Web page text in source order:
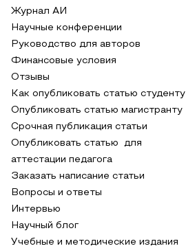
Журнал АИ
Научные конференции
Руководство для авторов
Финансовые условия
Отзывы
Как опубликовать статью студенту
Опубликовать статью магистранту
Срочная публикация статьи
Опубликовать статью для
аттестации педагога
Заказать написание статьи
Вопросы и ответы
Интервью
Научный блог
Учебные и методические издания